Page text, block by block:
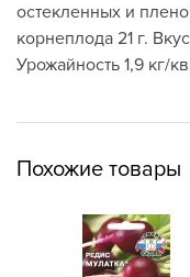
остекленных и
корнеплода 21 г.
Урожайность 1,9 кг/
Похожие товары